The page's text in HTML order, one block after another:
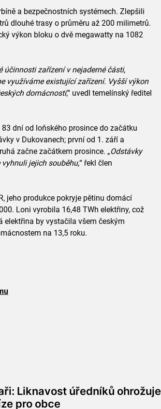
a bezpečnostních systémech. Zlepšili
dlouhé trasy o průměru až 200 milimetrů.
výkon bloku o dvě megawatty na 1082
účinnosti zařízení v nejaderné části,
využíváme existující zařízení. Vyšší výkon
domácností,“ uvedl temelínský ředitel
dní od loňského prosince do začátku
v Dukovanech; první od 1. září a
začne začátkem prosince. „Odstávky
jejich souběhu,“ řekl člen
jeho produkce pokryje pětinu domácí
Loni vyrobila 16,48 TWh elektřiny, což
elektřina by vystačila všem českým
na 13,5 roku.
Liknavost úředníků ohrožuje
pro obce